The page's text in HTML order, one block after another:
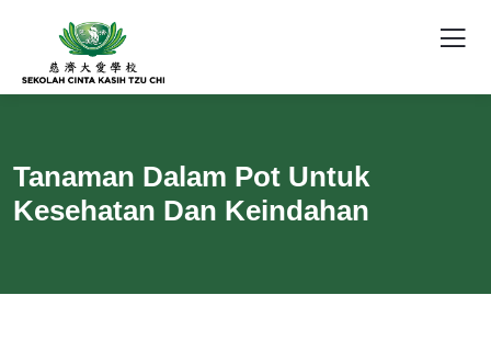
Tanaman Dalam Pot Untuk
Kesehatan Dan Keindahan